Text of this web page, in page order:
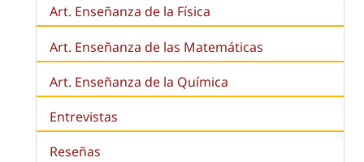
Art. Enseñanza de la Física
Art. Enseñanza de las Matemáticas
Art. Enseñanza de la Química
Entrevistas
Reseñas